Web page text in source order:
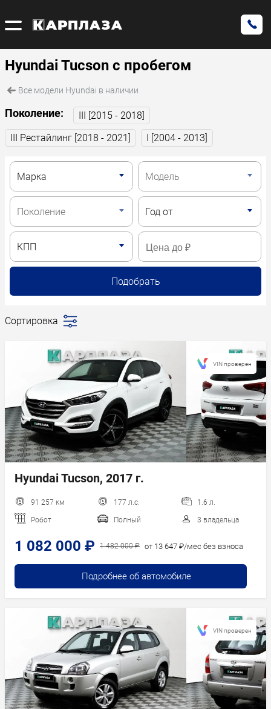
Hyundai Tucson с пробегом
Все модели Hyundai в наличии
Поколение:
III [2015 - 2018]
III Рестайлинг [2018 - 2021]
I [2004 - 2013]
Сортировка
Сначала
Сначала
дороже
Пробег
Год новее
Год старше
Hyundai Tucson, 2017 г.
91 257 км 177 л.с. 1.6 л.
Робот Полный 3 владельца
1 082 000 ₽ 1 482 000 ₽ от 13 647 ₽/мес без взноса
Подробнее об автомобиле
VIN проверен
VIN проверен
Подобрать